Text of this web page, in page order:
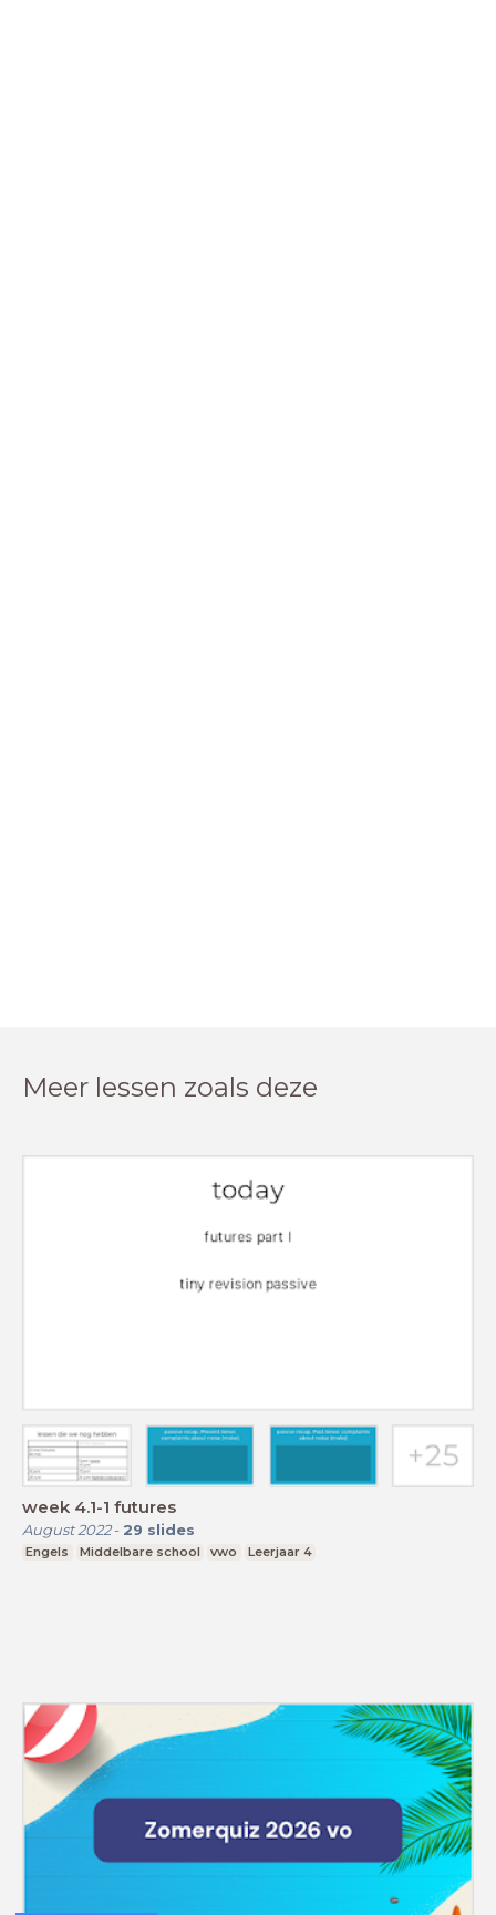
Meer lessen zoals deze
week 4.1-1 futures
August 2022- 29 slides
Engels Middelbare school vwo Leerjaar 4